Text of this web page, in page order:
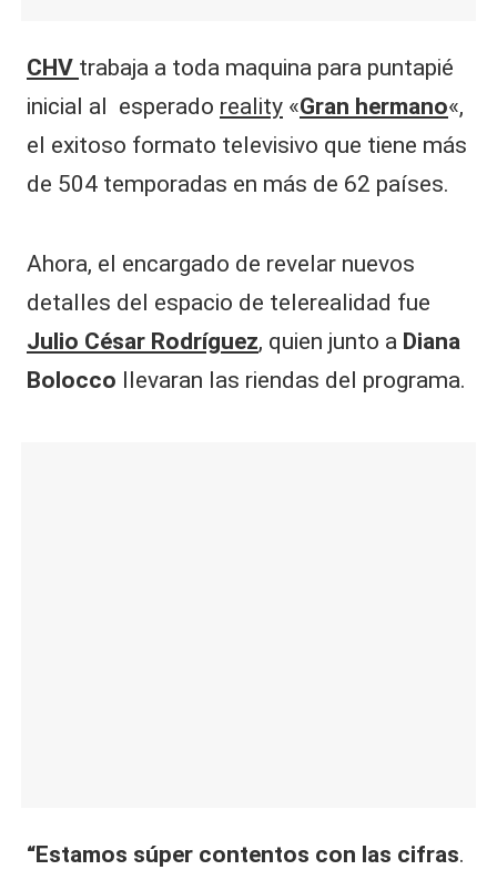
CHV trabaja a toda maquina para puntapié
inicial al esperado reality «Gran hermano«,
el exitoso formato televisivo que tiene más
de 504 temporadas en más de 62 países.
Ahora, el encargado de revelar nuevos
detalles del espacio de telerealidad fue
Julio César Rodríguez, quien junto a Diana
Bolocco llevaran las riendas del programa.
“Estamos súper contentos con las cifras.